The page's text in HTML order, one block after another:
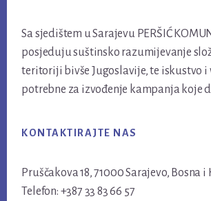
Sa sjedištem u Sarajevu PERŠIĆ
posjeduju suštinsko razumijevanje
teritoriji bivše Jugoslavije, te iskustvo i
potrebne za izvođenje kampanja koje
KONTAKTIRAJTE NAS
Pruščakova 18, 71000 Sarajevo, Bosna
Telefon: +387 33 83 66 57